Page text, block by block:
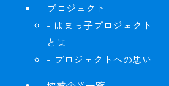
プロジェクト
はまっ子プロジェクト
とは
プロジェクトへの思い